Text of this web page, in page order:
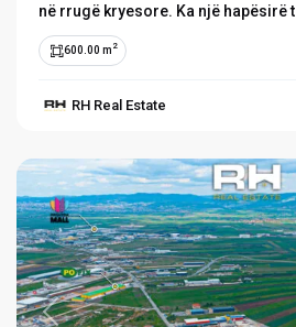
në rrugë kryesore. Ka një hapësirë t
600.00 m 2
RH Real Estate
Previous